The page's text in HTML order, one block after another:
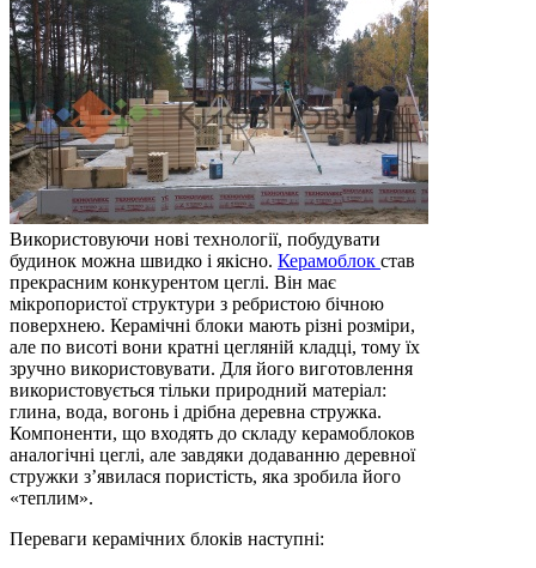
Використовуючи нові технології, побудувати
будинок можна швидко і якісно. Керамоблок став
прекрасним конкурентом цеглі. Він має
мікропористої структури з ребристою бічною
поверхнею. Керамічні блоки мають різні розміри,
але по висоті вони кратні цегляній кладці, тому їх
зручно використовувати. Для його виготовлення
використовується тільки природний матеріал:
глина, вода, вогонь і дрібна деревна стружка.
Компоненти, що входять до складу керамоблоков
аналогічні цеглі, але завдяки додаванню деревної
стружки з’явилася пористість, яка зробила його
«теплим».
Переваги керамічних блоків наступні: